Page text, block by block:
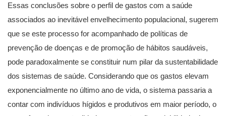
Essas conclusões sobre o perfil de gastos com a saúde
associados ao inevitável envelhecimento populacional, sugerem
que se este processo for acompanhado de políticas de
prevenção de doenças e de promoção de hábitos saudáveis,
pode paradoxalmente se constituir num pilar da sustentabilidade
dos sistemas de saúde. Considerando que os gastos elevam
exponencialmente no último ano de vida, o sistema passaria a
contar com indivíduos hígidos e produtivos em maior período, o